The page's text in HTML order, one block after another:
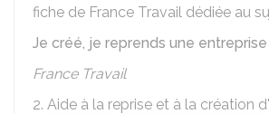
fiche de France Travail dédiée au
Je créé, je reprends une entreprise
France Travail
2. Aide à la reprise et à la création